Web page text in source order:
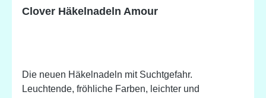
Clover Häkelnadeln Amour
Die neuen Häkelnadeln mit Suchtgefahr.
Leuchtende, fröhliche Farben, leichter und